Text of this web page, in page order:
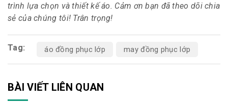
trình lựa chọn và thiết kế áo. Cảm ơn bạn đã theo dõi chia
sẻ của chúng tôi! Trân trọng!
Tag: áo đồng phục lớp may đồng phục lớp
BÀI VIẾT LIÊN QUAN